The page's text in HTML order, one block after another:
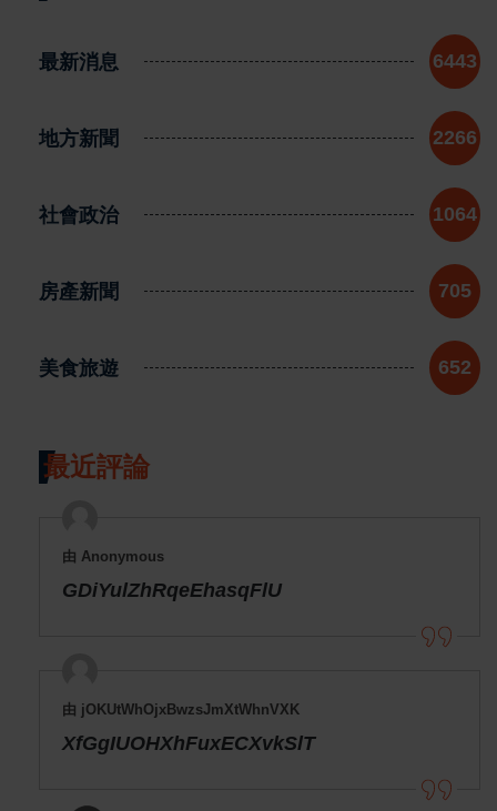
最新消息 6443
地方新聞 2266
社會政治 1064
房產新聞 705
美食旅遊 652
最近評論
由 Anonymous
GDiYulZhRqeEhasqFlU
由 jOKUtWhOjxBwzsJmXtWhnVXK
XfGgIUOHXhFuxECXvkSlT